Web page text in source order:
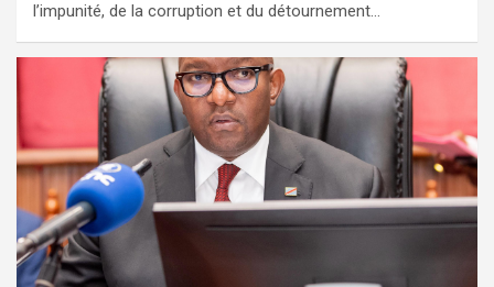
l’impunité, de la corruption et du détournement…